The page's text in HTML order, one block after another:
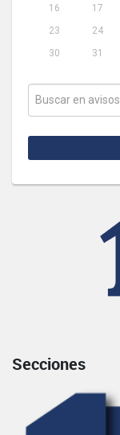
16
17
23
24
30
31
Secciones